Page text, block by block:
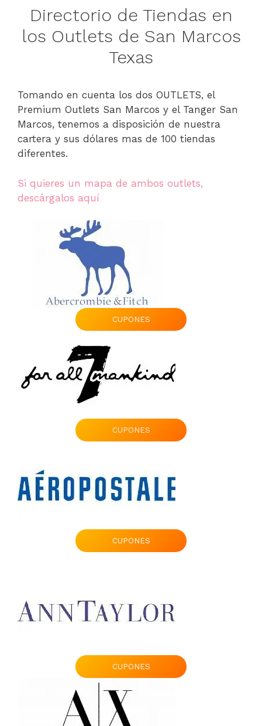
Directorio de Tiendas en
los Outlets de San Marcos
Texas
Tomando en cuenta los dos OUTLETS, el
Premium Outlets San Marcos y el Tanger San
Marcos, tenemos a disposición de nuestra
cartera y sus dólares mas de 100 tiendas
diferentes.
Si quieres un mapa de ambos outlets,
descárgalos aquí
CUPONES
CUPONES
CUPONES
CUPONES